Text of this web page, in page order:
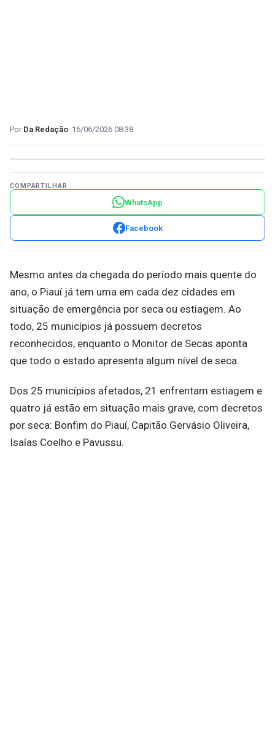
Da Redação 16/06/2026 08:38
COMPARTILHAR
WhatsApp
Facebook
Mesmo antes da chegada do período mais quente do
ano, o Piauí já tem uma em cada dez cidades em
situação de emergência por seca ou estiagem. Ao
todo, 25 municípios já possuem decretos
reconhecidos, enquanto o Monitor de Secas aponta
que todo o estado apresenta algum nível de seca.
Dos 25 municípios afetados, 21 enfrentam estiagem e
quatro já estão em situação mais grave, com decretos
por seca: Bonfim do Piauí, Capitão Gervásio Oliveira,
Isaías Coelho e Pavussu.